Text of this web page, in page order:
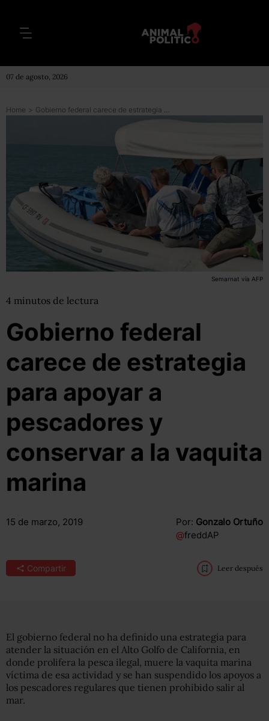
07 de agosto, 2026
Home > Gobierno federal carece de estrategia para apoyar a pescadores y conservar a la vaquita marina
Semarnat vía AFP
4 minutos de lectura
Gobierno federal
carece de estrategia
para apoyar a
pescadores y
conservar a la vaquita
marina
15 de marzo, 2019 Por: Gonzalo Ortuño
@freddAP
Compartir Leer después
El gobierno federal no ha definido una estrategia para
atender la situación en el Alto Golfo de California, en
donde prolifera la pesca ilegal, muere la vaquita marina
víctima de esa actividad y se han suspendido los apoyos a
los pescadores regulares que tienen prohibido salir al
mar.